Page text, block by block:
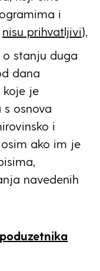
i
nisu prihvatljivi),
o stanju duga
dana
koje je
osnova
i
ako im je
navedenih